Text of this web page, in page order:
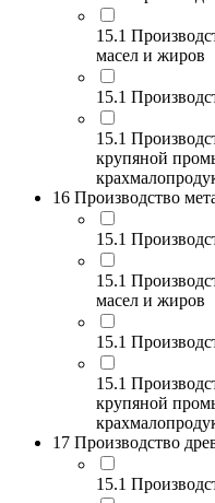
15.1
масел и жиров
15.1
15.1
крупяной
16 Производство
15.1
15.1
масел и жиров
15.1
15.1
крупяной
17 Производство
15.1